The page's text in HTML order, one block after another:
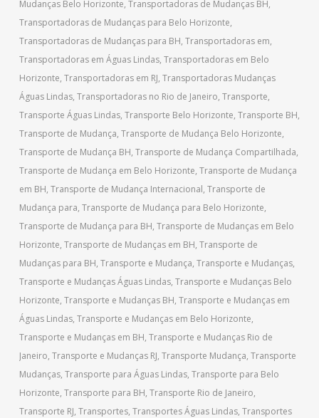
Mudanças Belo Horizonte, Transportadoras de Mudanças BH,
Transportadoras de Mudanças para Belo Horizonte,
Transportadoras de Mudanças para BH, Transportadoras em,
Transportadoras em Águas Lindas, Transportadoras em Belo
Horizonte, Transportadoras em RJ, Transportadoras Mudanças
Águas Lindas, Transportadoras no Rio de Janeiro, Transporte,
Transporte Águas Lindas, Transporte Belo Horizonte, Transporte BH,
Transporte de Mudança, Transporte de Mudança Belo Horizonte,
Transporte de Mudança BH, Transporte de Mudança Compartilhada,
Transporte de Mudança em Belo Horizonte, Transporte de Mudança
em BH, Transporte de Mudança Internacional, Transporte de
Mudança para, Transporte de Mudança para Belo Horizonte,
Transporte de Mudança para BH, Transporte de Mudanças em Belo
Horizonte, Transporte de Mudanças em BH, Transporte de
Mudanças para BH, Transporte e Mudança, Transporte e Mudanças,
Transporte e Mudanças Águas Lindas, Transporte e Mudanças Belo
Horizonte, Transporte e Mudanças BH, Transporte e Mudanças em
Águas Lindas, Transporte e Mudanças em Belo Horizonte,
Transporte e Mudanças em BH, Transporte e Mudanças Rio de
Janeiro, Transporte e Mudanças RJ, Transporte Mudança, Transporte
Mudanças, Transporte para Águas Lindas, Transporte para Belo
Horizonte, Transporte para BH, Transporte Rio de Janeiro,
Transporte RJ, Transportes, Transportes Águas Lindas, Transportes